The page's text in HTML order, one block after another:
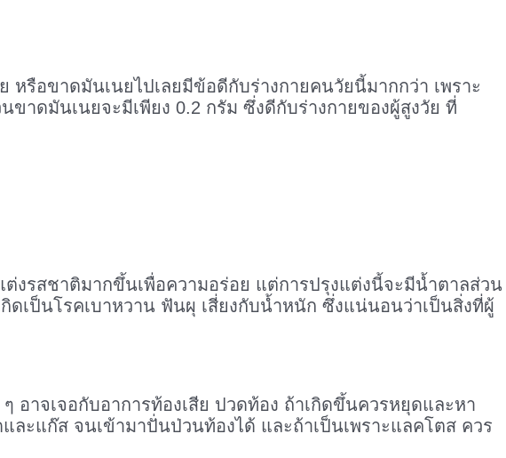
หรือขาดมันเนยไปเลยมีข้อดีกับร่างกายคนวัยนี้มากกว่า เพราะ
ดมันเนยจะมีเพียง 0.2 กรัม ซึ่งดีกับร่างกายของผู้สูงวัย ที่
รสชาติมากขึ้นเพื่อความอร่อย แต่การปรุงแต่งนี้จะมีน้ำตาลส่วน
ดเป็นโรคเบาหวาน ฟันผุ เสี่ยงกับน้ำหนัก ซึ่งแน่นอนว่าเป็นสิ่งที่ผู้
าจเจอกับอาการท้องเสีย ปวดท้อง ถ้าเกิดขึ้นควรหยุดและหา
และแก๊ส จนเข้ามาปั่นป่วนท้องได้ และถ้าเป็นเพราะแลคโตส ควร